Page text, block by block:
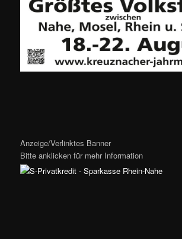
Anzeige/Verlinktes Banner
Bitte anklicken für mehr Information